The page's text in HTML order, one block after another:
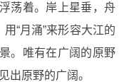
荡着。岸上星垂，舟
“月涌”来形容大江的
。唯有在广阔的原野
出原野的广阔。